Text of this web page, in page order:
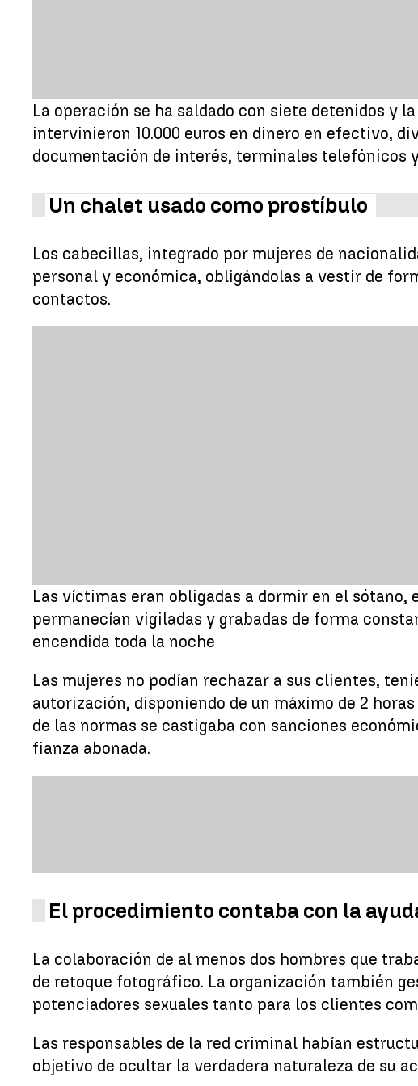
La operación se ha saldado con siete detenidos y
intervinieron 10.000 euros en dinero en efectivo,
documentación de interés, terminales telefónicos
Un chalet usado como prostíbulo
Los cabecillas, integrado por mujeres de
personal y económica, obligándolas a vestir de
contactos.
Las víctimas eran obligadas a dormir en el
permanecían vigiladas y grabadas de forma
encendida toda la noche
Las mujeres no podían rechazar a sus clientes,
autorización, disponiendo de un máximo de 2
de las normas se castigaba con sanciones
fianza abonada.
El procedimiento contaba con la
La colaboración de al menos dos hombres que
de retoque fotográfico. La organización también
potenciadores sexuales tanto para los clientes
Las responsables de la red criminal habían
objetivo de ocultar la verdadera naturaleza de su